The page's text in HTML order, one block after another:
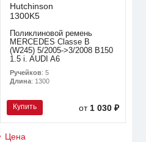
Hutchinson
1300K5
Поликлиновой ремень
MERCEDES Classe B
(W245) 5/2005->3/2008 B150
1.5 i. AUDI A6
Ручейков: 5
Длина: 1300
Купить от1 030 ₽
Цена